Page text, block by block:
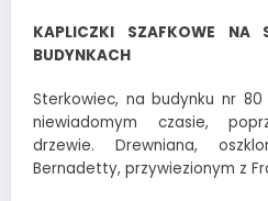
KAPLICZKI SZAFKOWE NA
BUDYNKACH
Sterkowiec, na budynku nr 80
niewiadomym czasie,
drzewie. Drewniana,
Bernadetty, przywiezionym z